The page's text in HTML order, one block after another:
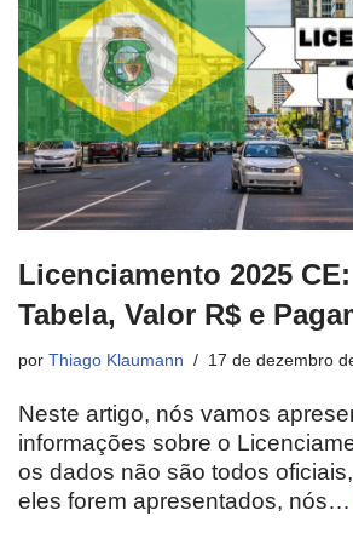
Licenciamento 2025
Tabela, Valor R$ e
por Thiago Klaumann 17 de dezembro
Neste artigo, nós vamos
informações sobre o
os dados não são todos
eles forem apresentados, nós…